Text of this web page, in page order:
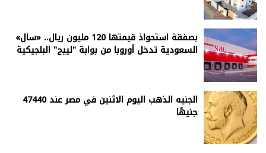
بصفقة استحواذ قيمتها 120 مليون ريال.. «سال»
السعودية تدخل أوروبا من بوابة "لييج" البلجيكية
الجنيه الذهب اليوم الاثنين في مصر عند 47440
جنيهًا